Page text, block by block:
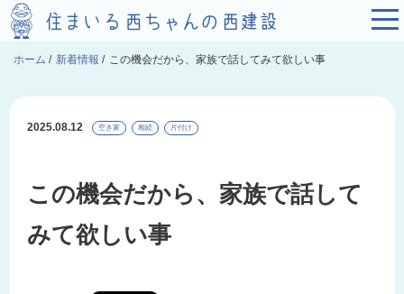
ホーム / 新着情報 / この機会だから、家族で話してみて欲しい事
2025.08.12 空き家 相続 片付け
この機会だから、家族で話して
みて欲しい事